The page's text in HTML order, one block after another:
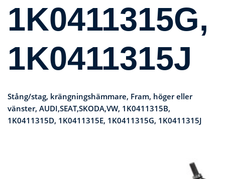
1K0411315G,
1K0411315J
Stång/stag, krängningshämmare, Fram, höger eller
vänster, AUDI,SEAT,SKODA,VW, 1K0411315B,
1K0411315D, 1K0411315E, 1K0411315G, 1K0411315J